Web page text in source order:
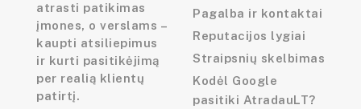
atrasti patikimas
įmones, o verslams –
kaupti atsiliepimus
ir kurti pasitikėjimą
per realią klientų
patirtį.
Pagalba ir kontaktai
Reputacijos lygiai
Straipsnių skelbimas
Kodėl Google
pasitiki AtradauLT?